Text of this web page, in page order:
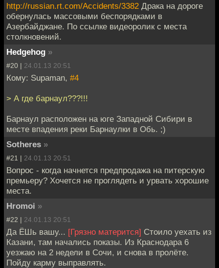
http://russian.rt.com/Accidents/3382 Драка на дороге
обернулась массовыми беспорядками в
Азербайджане. По ссылке видеоролик с места
столкновений.
Hedgehog »
#20 | 24.01.13 20:51
Кому: Supaman, #4
> А где барнаул???!!!
Барнаул расположен на юге Западной Сибири в
месте впадения реки Барнаулки в Обь. ;)
Sotheres »
#21 | 24.01.13 20:51
Вопрос - когда начнется предпродажа на питерскую
премьеру? Хочется не проглядеть и урвать хорошие
места.
Hromoi »
#22 | 24.01.13 20:51
Да ЁШь вашу... [Грязно матерится] Стоило уехать из
Казани, там начались показы. Из Краснодара 6
уезжаю на 2 недели в Сочи, и снова в пролёте.
Пойду карму выправлять.